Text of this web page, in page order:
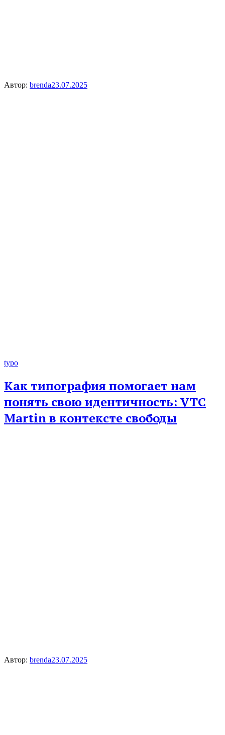
Автор: brenda23.07.2025
typo
Как типография помогает нам
понять свою идентичность: VTC
Martin в контексте свободы
Автор: brenda23.07.2025